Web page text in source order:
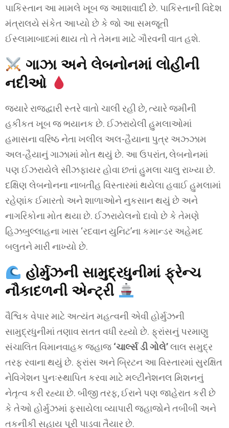
પાકિસ્તાન આ મામલે ખૂબ જ આશાવાદી છે. પાકિસ્તાની વિદેશ
મંત્રાલયે સંકેત આપ્યો છે કે જો આ સમજૂતી
ઈસ્લામાબાદમાં થાય તો તે તેમના માટે ગૌરવની વાત હશે.
ગાઝા અને લેબનોનમાં લોહીની
નદીઓ
જ્યારે રાજદ્વારી સ્તરે વાતો ચાલી રહી છે, ત્યારે જમીની
હકીકત ખૂબ જ ભયાનક છે. ઈઝરાયેલી હુમલાઓમાં
હમાસના વરિષ્ઠ નેતા ખલીલ અલ-હૈયાના પુત્ર અઝ્ઝામ
અલ-હૈયાનું ગાઝામાં મોત થયું છે. આ ઉપરાંત, લેબનોનમાં
પણ ઈઝરાયેલે સીઝફાયર હોવા છતાં હુમલા ચાલુ રાખ્યા છે.
દક્ષિણ લેબનોનના નાબતીહ વિસ્તારમાં થયેલા હવાઈ હુમલામાં
રહેણાંક ઈમારતો અને શાળાઓને નુકસાન થયું છે અને
નાગરિકોના મોત થયા છે. ઈઝરાયેલનો દાવો છે કે તેમણે
હિઝબુલ્લાહના ખાસ ‘રદવાન યુનિટ’ના કમાન્ડર અહેમદ
બલુતને મારી નાખ્યો છે.
હોર્મુઝની સામુદ્રધુનીમાં ફ્રેન્ચ
નૌકાદળની એન્ટ્રી
વૈશ્વિક વેપાર માટે અત્યંત મહત્વની એવી હોર્મુઝની
સામુદ્રધુનીમાં તણાવ સતત વધી રહ્યો છે. ફ્રાંસનું પરમાણુ
સંચાલિત વિમાનવાહક જહાજ ‘ચાર્લ્સ ડી ગોલે’લાલ સમુદ્ર
તરફ રવાના થયું છે. ફ્રાંસ અને બ્રિટન આ વિસ્તારમાં સુરક્ષિત
નેવિગેશન પુનઃસ્થાપિત કરવા માટે મલ્ટીનેશનલ મિશનનું
નેતૃત્વ કરી રહ્યા છે. બીજી તરફ, ઈરાને પણ જાહેરાત કરી છે
કે તેઓ હોર્મુઝમાં ફસાયેલા વ્યાપારી જહાજોને તબીબી અને
તકનીકી સહાય પૂરી પાડવા તૈયાર છે.